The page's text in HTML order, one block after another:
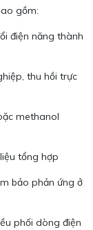
gồm:
điện năng thành
thu hồi trực
methanol
tổng hợp
bảo phản ứng ở
phối dòng điện